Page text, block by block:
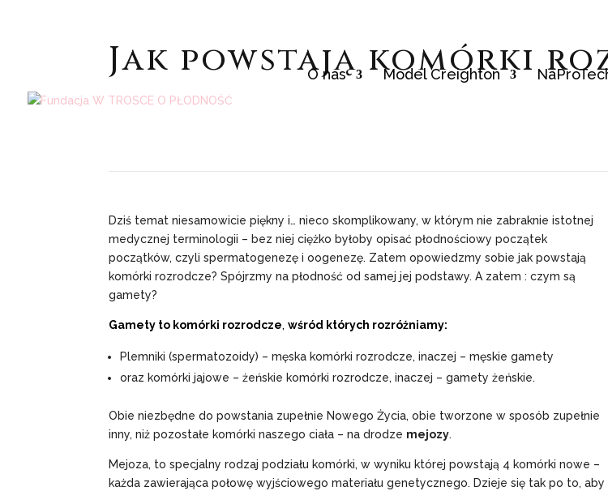
O nas Model Creighton
Jak powstają komórki
Dziś temat niesamowicie piękny i… nieco skomplikowany, w którym nie zabraknie istotnej
medycznej terminologii – bez niej ciężko byłoby opisać płodnościowy początek
początków, czyli spermatogenezę i oogenezę. Zatem opowiedzmy sobie jak powstają
komórki rozrodcze? Spójrzmy na płodność od samej jej podstawy. A zatem : czym są
gamety?
Gamety to komórki rozrodcze,wśród których rozróżniamy:
Plemniki (spermatozoidy) – męska komórki rozrodcze, inaczej – męskie gamety
oraz komórki jajowe – żeńskie komórki rozrodcze, inaczej – gamety żeńskie.
Obie niezbędne do powstania zupełnie Nowego Życia, obie tworzone w sposób zupełnie
inny, niż pozostałe komórki naszego ciała – na drodze mejozy.
Mejoza, to specjalny rodzaj podziału komórki, w wyniku której powstają 4 komórki nowe –
każda zawierająca połowę wyjściowego materiału genetycznego. Dzieje się tak po to, aby